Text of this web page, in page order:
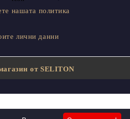
нашата политика
лични данни
от SELITON